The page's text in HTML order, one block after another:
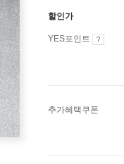
할인가
YES포인트
추가혜택쿠폰